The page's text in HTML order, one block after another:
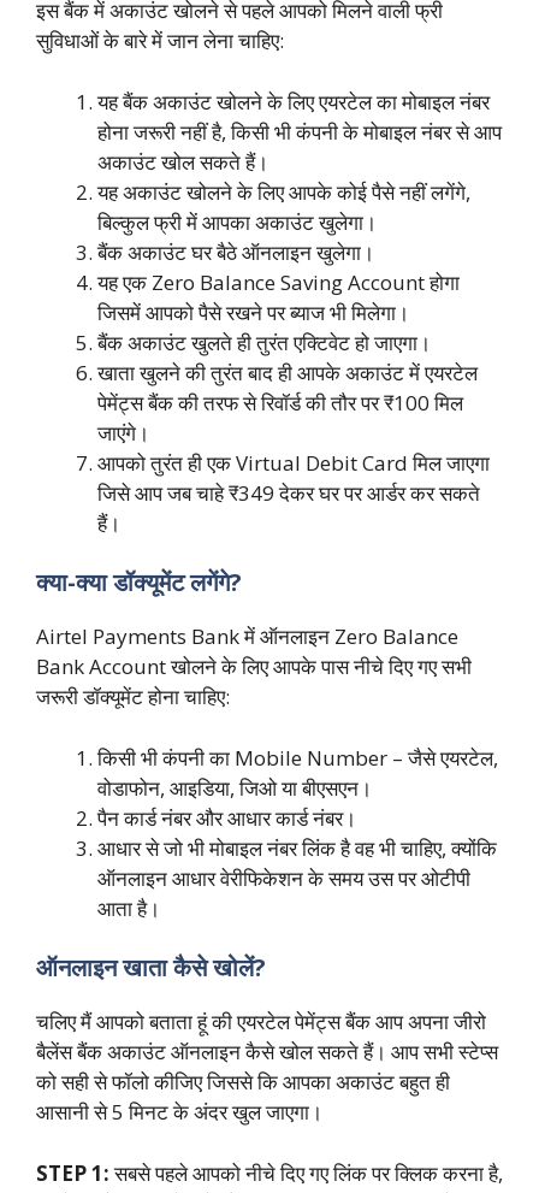
इस बैंक में अकाउंट खोलने से पहले आपको मिलने वाली फ्री
सुविधाओं के बारे में जान लेना चाहिए:
यह बैंक अकाउंट खोलने के लिए एयरटेल का मोबाइल नंबर
होना जरूरी नहीं है, किसी भी कंपनी के मोबाइल नंबर से आप
अकाउंट खोल सकते हैं।
यह अकाउंट खोलने के लिए आपके कोई पैसे नहीं लगेंगे,
बिल्कुल फ्री में आपका अकाउंट खुलेगा।
बैंक अकाउंट घर बैठे ऑनलाइन खुलेगा।
यह एक Zero Balance Saving Account होगा
जिसमें आपको पैसे रखने पर ब्याज भी मिलेगा।
बैंक अकाउंट खुलते ही तुरंत एक्टिवेट हो जाएगा।
खाता खुलने की तुरंत बाद ही आपके अकाउंट में एयरटेल
पेमेंट्स बैंक की तरफ से रिवॉर्ड की तौर पर ₹100 मिल
जाएंगे।
आपको तुरंत ही एक Virtual Debit Card मिल जाएगा
जिसे आप जब चाहे ₹349 देकर घर पर आर्डर कर सकते
हैं।
क्या-क्या डॉक्यूमेंट लगेंगे?
Airtel Payments Bank में ऑनलाइन Zero Balance
Bank Account खोलने के लिए आपके पास नीचे दिए गए सभी
जरूरी डॉक्यूमेंट होना चाहिए:
किसी भी कंपनी का Mobile Number – जैसे एयरटेल,
वोडाफोन, आइडिया, जिओ या बीएसएन।
पैन कार्ड नंबर और आधार कार्ड नंबर।
आधार से जो भी मोबाइल नंबर लिंक है वह भी चाहिए, क्योंकि
ऑनलाइन आधार वेरीफिकेशन के समय उस पर ओटीपी
आता है।
ऑनलाइन खाता कैसे खोलें?
चलिए मैं आपको बताता हूं की एयरटेल पेमेंट्स बैंक आप अपना जीरो
बैलेंस बैंक अकाउंट ऑनलाइन कैसे खोल सकते हैं। आप सभी स्टेप्स
को सही से फॉलो कीजिए जिससे कि आपका अकाउंट बहुत ही
आसानी से 5 मिनट के अंदर खुल जाएगा।
STEP 1:सबसे पहले आपको नीचे दिए गए लिंक पर क्लिक करना है,